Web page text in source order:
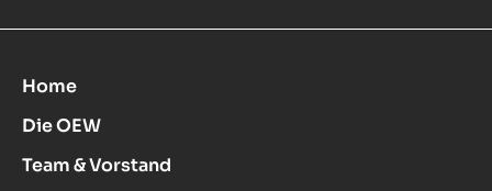
Home
Die OEW
Team & Vorstand